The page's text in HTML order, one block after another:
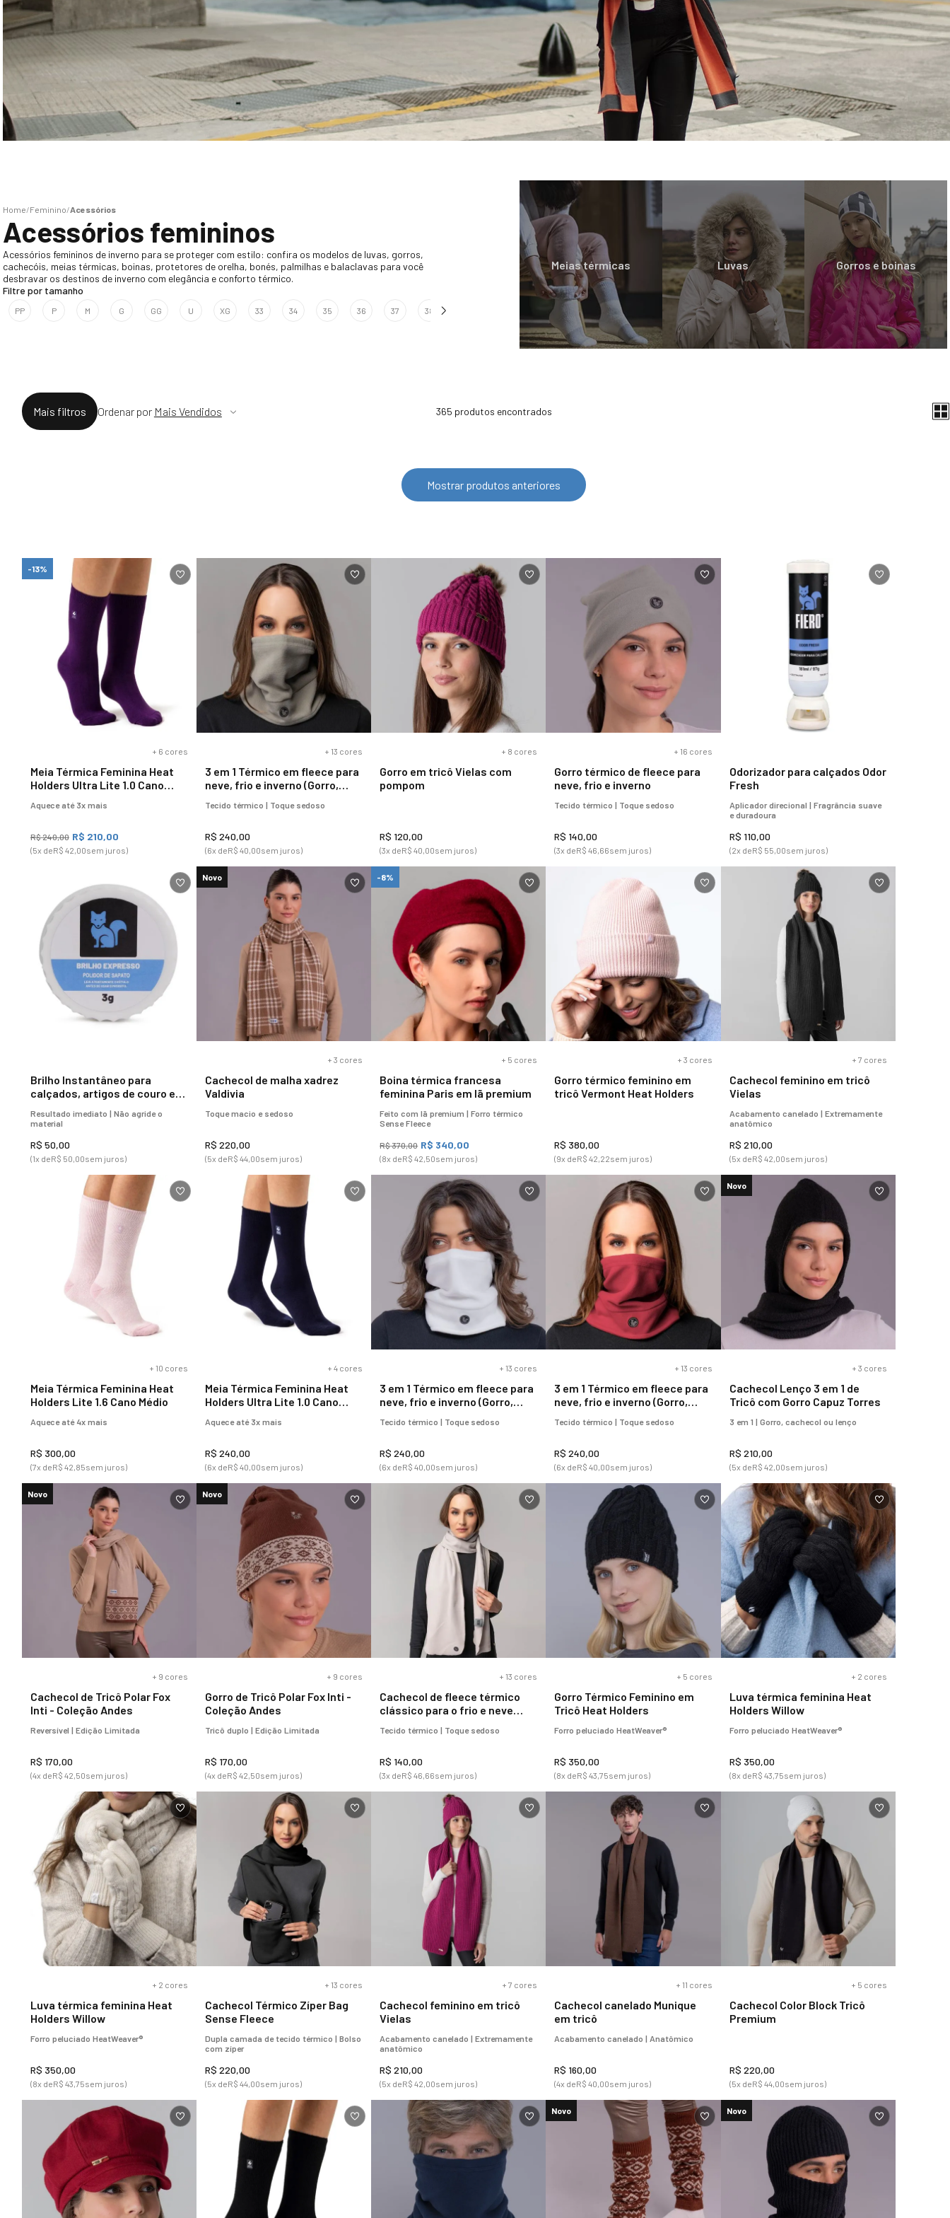
Feminino Acessórios
Acessórios femininos
Acessórios femininos de inverno para se proteger com estilo: confira os modelos de luvas, gorros,
cachecóis, meias térmicas, boinas, protetores de orelha, bonés, palmilhas e balaclavas para você
desbravar os destinos de inverno com elegância e conforto térmico.
Filtre por tamanho
PP P M G GG U XG 33 34 35 36 37 38 43 M-G G-GG
Mais Vendidos 365 produtos
Mostrar produtos anteriores
-13%
+ 6 cores
Meia Térmica Feminina Heat
Holders Ultra Lite 1.0 Cano
Aquece até 3x mais
R$240,00 R$ 210,00
(5x deR$ 42 00sem juros)
+ 13 cores
3 em 1 Térmico em fleece para
neve, frio e inverno (Gorro,
Tecido térmico | Toque sedoso
R$ 240,00
(6x deR$ 40 00sem juros)
+ 8 cores
Gorro em tricô Vielas com
pompom
R$ 120,00
(3x deR$ 40 00sem juros)
+ 16 cores
Gorro térmico de fleece para
neve, frio e inverno
Tecido térmico | Toque sedoso
R$ 140,00
(3x deR$ 46 66sem juros)
Odorizador para calçados Odor
Fresh
Aplicador direcional | Fragrância suave
e duradoura
R$ 110,00
(2x deR$ 55 00sem juros)
Brilho Instantâneo para
calçados, artigos de couro e
Resultado imediato | Não agride o
material
R$ 50,00
(1x deR$ 50,00sem juros)
Novo
+3 cores
Cachecol de malha xadrez
Valdivia
Toque macio e sedoso
R$ 220,00
(5x deR$ 44,00sem juros)
-8%
+ 5 cores
Boina térmica francesa
feminina Paris em lã premium
Feito com lã premium | Forro térmico
Sense Fleece
R$370,00 R$ 340,00
(8x deR$ 42,50sem juros)
+ 3 cores
Gorro térmico feminino em
tricô Vermont Heat Holders
R$ 380,00
(9x deR$ 42,22sem juros)
+ 7 cores
Cachecol feminino em tricô
Vielas
Acabamento canelado | Extremamente
anatômico
R$ 210,00
(5x deR$ 42,00sem juros)
+ 10 cores
Meia Térmica Feminina Heat
Holders Lite 1.6 Cano Médio
Aquece até 4x mais
R$ 300,00
(7x deR$ 42,85sem juros)
+4 cores
Meia Térmica Feminina Heat
Holders Ultra Lite 1.0 Cano
Aquece até 3x mais
R$ 240,00
(6x deR$ 40,00sem juros)
+ 13 cores
3 em 1 Térmico em fleece para
neve, frio e inverno (Gorro,
Tecido térmico | Toque sedoso
R$ 240,00
(6x deR$ 40,00sem juros)
+ 13 cores
3 em 1 Térmico em fleece para
neve, frio e inverno (Gorro,
Tecido térmico | Toque sedoso
R$ 240,00
(6x deR$ 40,00sem juros)
Novo
+ 3 cores
Cachecol Lenço 3 em 1 de
Tricô com Gorro Capuz Torres
3 em 1 | Gorro, cachecol ou lenço
R$ 210,00
(5x deR$ 42,00sem juros)
Novo
+ 9 cores
Cachecol de Tricô Polar Fox
Inti - Coleção Andes
Reversível | Edição Limitada
R$ 170,00
(4x deR$ 42,50sem juros)
Novo
+ 9 cores
Gorro de Tricô Polar Fox Inti -
Coleção Andes
Tricô duplo | Edição Limitada
R$ 170,00
(4x deR$ 42,50sem juros)
+ 13 cores
Cachecol de fleece térmico
clássico para o frio e neve
Tecido térmico | Toque sedoso
R$ 140,00
(3x deR$ 46,66sem juros)
+ 5 cores
Gorro Térmico Feminino em
Tricô Heat Holders
Forro peluciado HeatWeaver®
R$ 350,00
(8x deR$ 43,75sem juros)
+ 2 cores
Luva térmica feminina Heat
Holders Willow
Forro peluciado HeatWeaver®
R$ 350,00
(8x deR$ 43,75sem juros)
+ 2 cores
Luva térmica feminina Heat
Holders Willow
Forro peluciado HeatWeaver®
R$ 350,00
(8x deR$ 43,75sem juros)
+ 13 cores
Cachecol Térmico Zíper Bag
Sense Fleece
Dupla camada de tecido térmico | Bolso
com zíper
R$ 220,00
(5x deR$ 44,00sem juros)
+7 cores
Cachecol feminino em tricô
Vielas
Acabamento canelado | Extremamente
anatômico
R$ 210,00
(5x deR$ 42,00sem juros)
+ 11 cores
Cachecol canelado Munique
em tricô
Acabamento canelado | Anatômico
R$ 160,00
(4x deR$ 40,00sem juros)
+ 5 cores
Cachecol Color Block Tricô
Premium
R$ 220,00
(5x deR$ 44,00sem juros)
Novo Novo